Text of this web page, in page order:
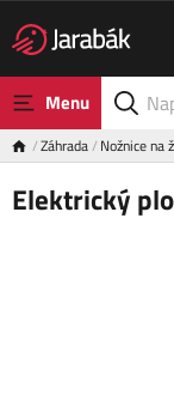
Menu
Záhrada Nožnice na
Elektrický